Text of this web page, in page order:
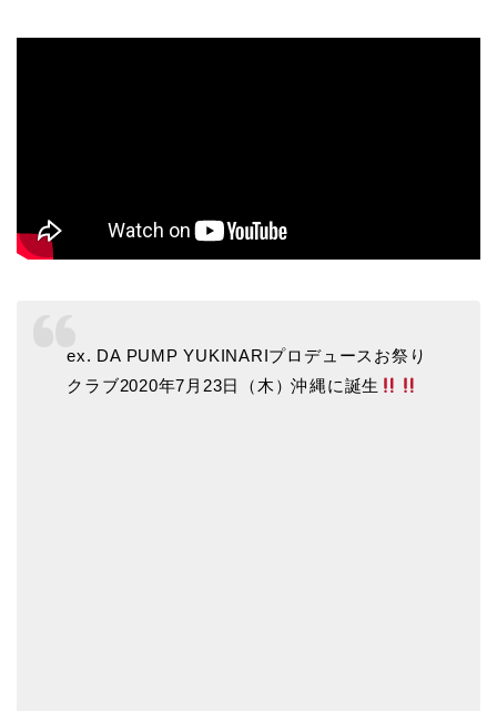
ex. DA PUMP YUKINARIプロデュースお祭り
クラブ2020年7月23日（木）沖縄に誕生